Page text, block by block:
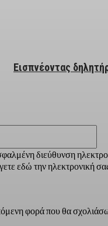
Εισπνέοντας
διεύθυνση
εδώ την ηλεκτρονική
φορά που θα